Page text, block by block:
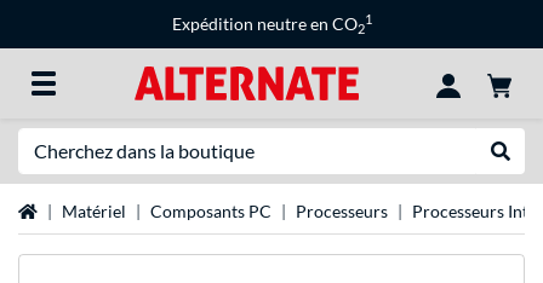
Expédition neutre en CO2
1
Page d'accueil
Matériel Composants PC Processeurs Processeurs Intel